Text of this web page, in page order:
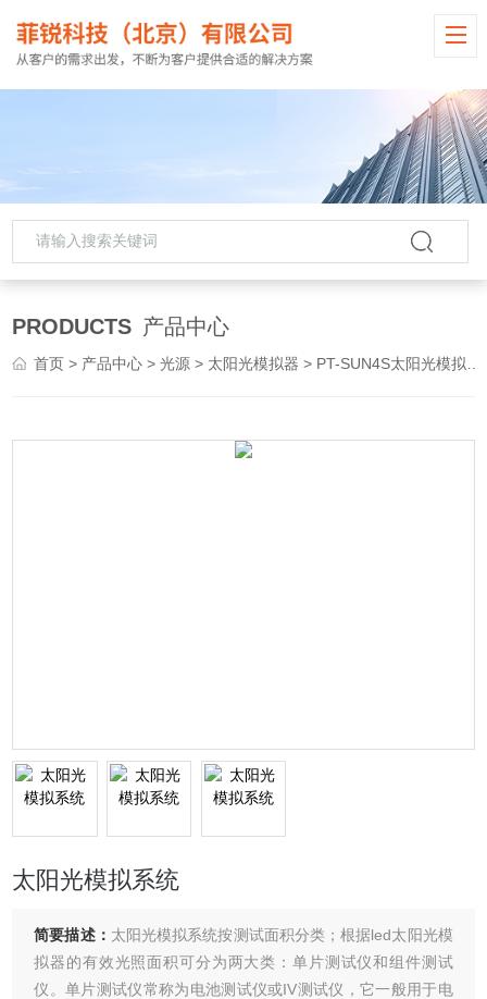
PRODUCTS 产品中心
首页 > 产品中心 >光源 > 太阳光模拟器 > PT-SUN4S太阳光模拟系统
太阳光模拟系统
简要描述： 太阳光模拟系统按测试面积分类；根据led太阳光模
拟器的有效光照面积可分为两大类：单片测试仪和组件测试
仪。单片测试仪常称为电池测试仪或IV测试仪，它一般用于电